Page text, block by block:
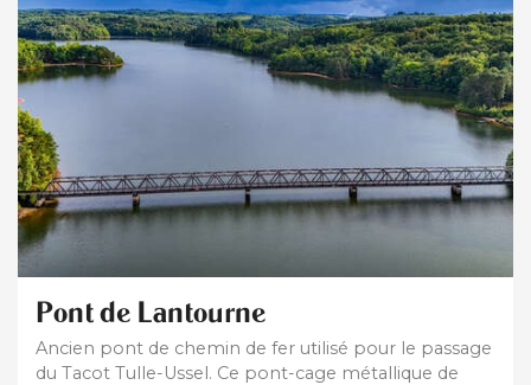
Pont de Lantourne
Ancien pont de chemin de fer utilisé pour le passage
du Tacot Tulle-Ussel. Ce pont-cage métallique de